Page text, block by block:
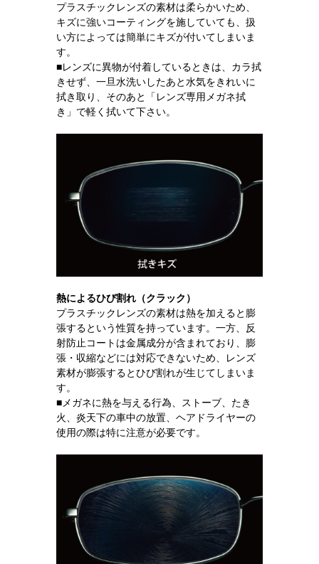
プラスチックレンズの素材は柔らかいため、
キズに強いコーティングを施していても、扱
い方によっては簡単にキズが付いてしまいま
す。
■レンズに異物が付着しているときは、カラ拭
きせず、一旦水洗いしたあと水気をきれいに
拭き取り、そのあと「レンズ専用メガネ拭
き」で軽く拭いて下さい。
熱によるひび割れ（クラック）
プラスチックレンズの素材は熱を加えると膨
張するという性質を持っています。一方、反
射防止コートは金属成分が含まれており、膨
張・収縮などには対応できないため、レンズ
素材が膨張するとひび割れが生じてしまいま
す。
■メガネに熱を与える行為、ストーブ、たき
火、炎天下の車中の放置、ヘアドライヤーの
使用の際は特に注意が必要です。